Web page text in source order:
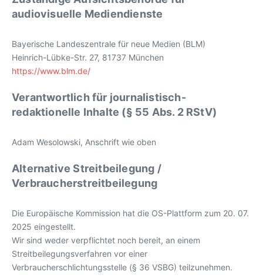
audiovisuelle Mediendienste
Bayerische Landeszentrale für neue Medien (BLM)
Heinrich-Lübke-Str. 27, 81737 München
https://www.blm.de/
Verantwortlich für journalistisch-
redaktionelle Inhalte (§ 55 Abs. 2 RStV)
Adam Wesolowski, Anschrift wie oben
Alternative Streitbeilegung /
Verbraucherstreitbeilegung
Die Europäische Kommission hat die OS-Plattform zum 20. 07.
2025 eingestellt.
Wir sind weder verpflichtet noch bereit, an einem
Streitbeilegungsverfahren vor einer
Verbraucherschlichtungsstelle (§ 36 VSBG) teilzunehmen.